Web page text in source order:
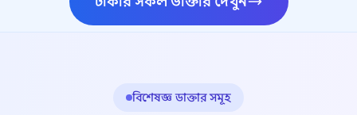
বিশেষজ্ঞ ডাক্তার সমূহ